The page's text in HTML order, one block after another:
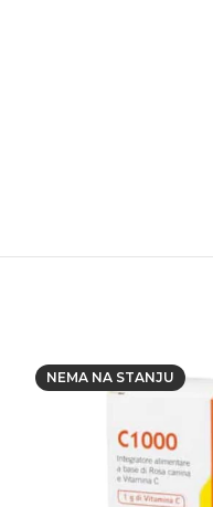
NEMA NA STANJU